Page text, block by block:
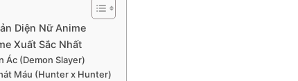
Diện Nữ Anime
Xuất Sắc Nhất
Ác (Demon Slayer)
Máu (Hunter x Hunter)